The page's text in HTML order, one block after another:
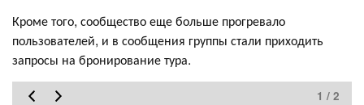
Кроме того, сообщество еще больше прогревало
пользователей, и в сообщения группы стали приходить
запросы на бронирование тура.
1 / 2